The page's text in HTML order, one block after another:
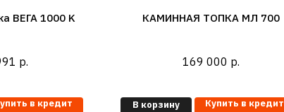
ВЕГА 1000 K
р.
в кредит
КАМИННАЯ ТОПКА МЛ 700
169 000 р.
В корзину Купить в кредит